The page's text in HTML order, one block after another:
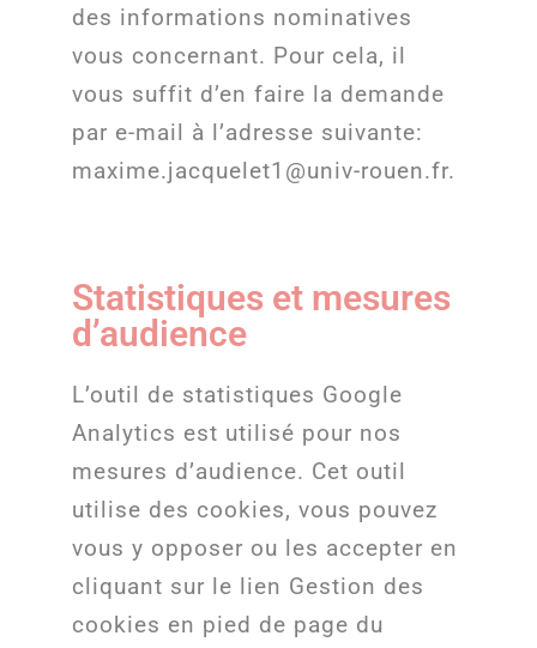
des informations nominatives
vous concernant. Pour cela, il
vous suffit d’en faire la demande
par e-mail à l’adresse suivante:
maxime.jacquelet1@univ-rouen.fr.
Statistiques et mesures
d’audience
L’outil de statistiques Google
Analytics est utilisé pour nos
mesures d’audience. Cet outil
utilise des cookies, vous pouvez
vous y opposer ou les accepter en
cliquant sur le lien Gestion des
cookies en pied de page du